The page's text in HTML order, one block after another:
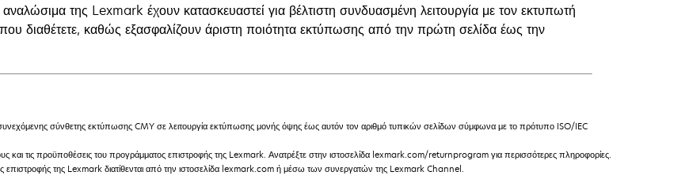
της Lexmark έχουν κατασκευαστεί για βέλτιστη συνδυασμένη λειτουργία με τον εκτυπωτή
διαθέτετε, καθώς εξασφαλίζουν άριστη ποιότητα εκτύπωσης από την πρώτη σελίδα έως την
σύνθετης εκτύπωσης CMY σε λειτουργία εκτύπωσης μονής όψης έως αυτόν τον αριθμό τυπικών σελίδων σύμφωνα με το πρότυπο ISO/IEC
και τις προϋποθέσεις του προγράμματος επιστροφής της Lexmark. Ανατρέξτε στην ιστοσελίδα lexmark.com/returnprogram για περισσότερες πληροφορίες.
επιστροφής της Lexmark διατίθενται από την ιστοσελίδα lexmark.com ή μέσω των συνεργατών της Lexmark Channel.